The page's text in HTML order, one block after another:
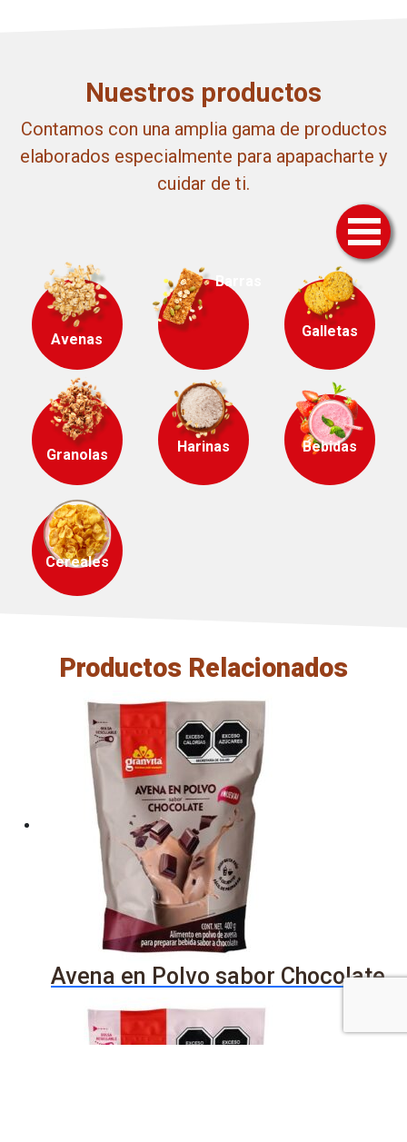
Nuestros productos
Contamos con una amplia gama de productos
elaborados especialmente para apapacharte y
cuidar de ti.
Avenas
Barras
Galletas
Granolas Harinas Bebidas
Cereales
Productos Relacionados
Avena en Polvo sabor Chocolate